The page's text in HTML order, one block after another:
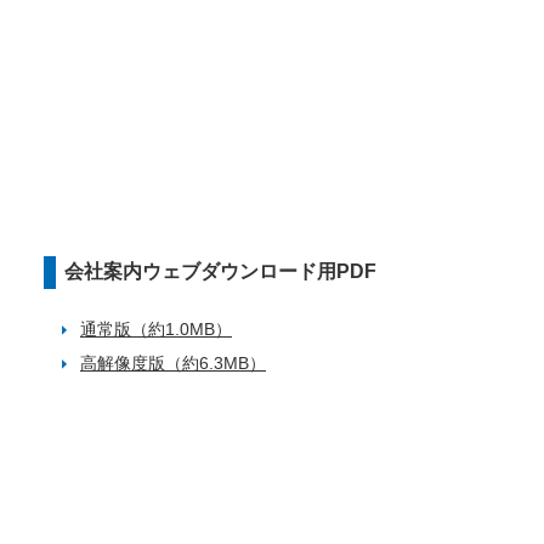
会社案内ウェブダウンロード用PDF
通常版（約1.0MB）
高解像度版（約6.3MB）